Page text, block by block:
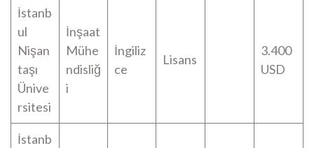
İstanb
ul
Nişan
taşı
Ünive
rsitesi
İnşaat
Mühe
ndisliğ
i
İngiliz
ce
Lisans
3.400
USD
İstanb